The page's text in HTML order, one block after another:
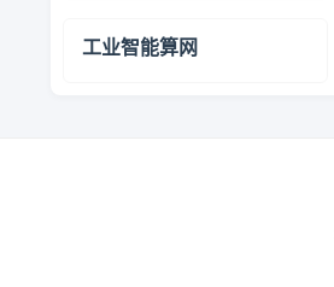
工业智能算网